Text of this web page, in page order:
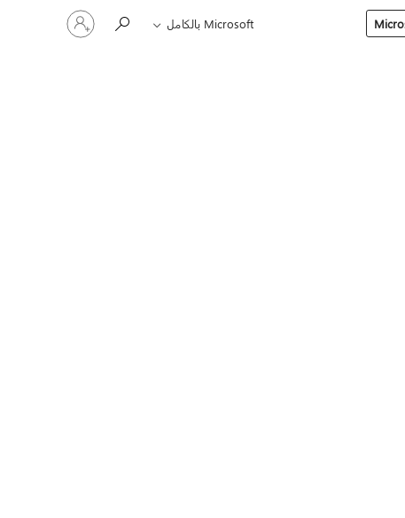
Microsoft بالكامل
تسجيل
الدخول
إلى